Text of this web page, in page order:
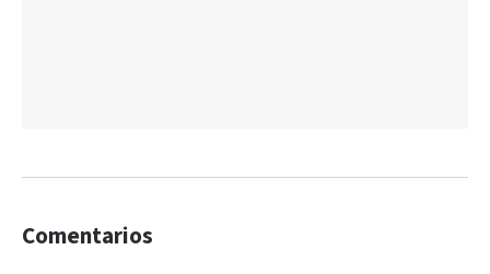
Comentarios